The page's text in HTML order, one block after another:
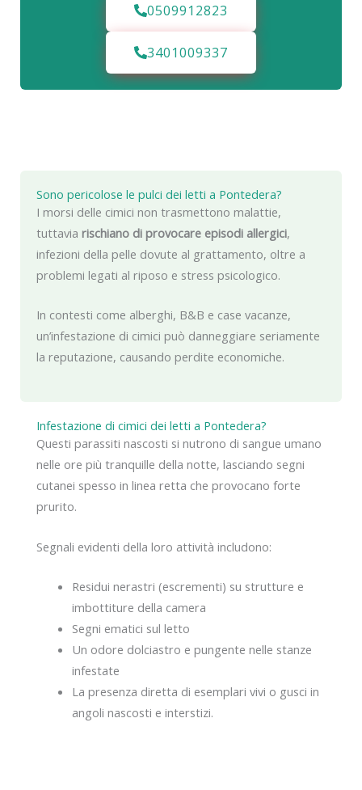
0509912823
3401009337
Infestazione di cimici dei letti a Pontedera?
Questi parassiti nascosti si nutrono di sangue umano
nelle ore più tranquille della notte, lasciando segni
cutanei spesso in linea retta che provocano forte
prurito.
Segnali evidenti della loro attività includono:
Residui nerastri (escrementi) su strutture e
imbottiture della camera
Segni ematici sul letto
Un odore dolciastro e pungente nelle stanze
infestate
La presenza diretta di esemplari vivi o gusci in
angoli nascosti e interstizi.
Sono pericolose le pulci dei letti a Pontedera?
I morsi delle cimici non trasmettono malattie,
tuttavia rischiano di provocare episodi allergici,
infezioni della pelle dovute al grattamento, oltre a
problemi legati al riposo e stress psicologico.
In contesti come alberghi, B&B e case vacanze,
un’infestazione di cimici può danneggiare seriamente
la reputazione, causando perdite economiche.